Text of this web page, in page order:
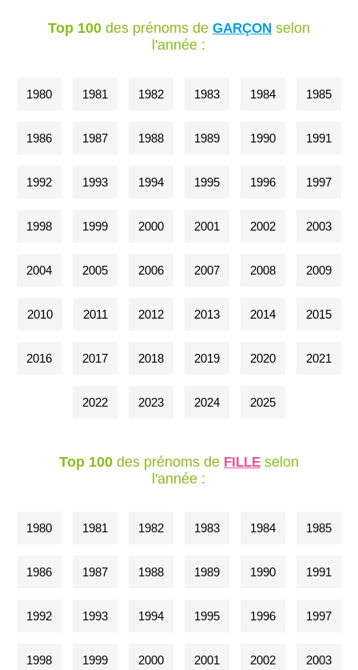
Top 100des prénoms de GARÇONselon
l'année :
1980 1981 1982 1983 1984 1985
1986 1987 1988 1989 1990 1991
1992 1993 1994 1995 1996 1997
1998 1999 2000 2001 2002 2003
2004 2005 2006 2007 2008 2009
2010 2011 2012 2013 2014 2015
2016 2017 2018 2019 2020 2021
2022 2023 2024 2025
Top 100des prénoms de FILLEselon
l'année :
1980 1981 1982 1983 1984 1985
1986 1987 1988 1989 1990 1991
1992 1993 1994 1995 1996 1997
1998 1999 2000 2001 2002 2003